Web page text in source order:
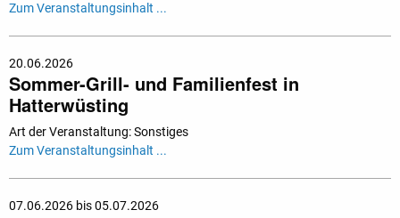
Zum Veranstaltungsinhalt ...
20.06.2026
Sommer-Grill- und Familienfest in
Hatterwüsting
Art der Veranstaltung: Sonstiges
Zum Veranstaltungsinhalt ...
07.06.2026 bis 05.07.2026